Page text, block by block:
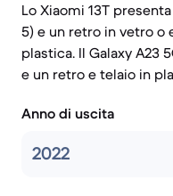
Lo Xiaomi 13T
5) e un retro in vetro o
plastica. Il Galaxy A23
e un retro e telaio in
Anno di uscita
2022